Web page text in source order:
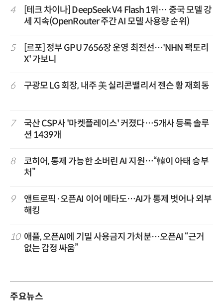
4
[테크 차이나] DeepSeek V4 Flash 1위… 중국 모델 강
세 지속(OpenRouter 주간 AI 모델 사용량 순위)
5
[르포] 정부 GPU 7656장 운영 최전선…'NHN 팩토리
X' 가보니
6 구광모 LG 회장, 내주 美 실리콘밸리서 젠슨 황 재회동
7
국산 CSP사 '마켓플레이스' 커졌다…5개사 등록 솔루
션 1439개
8
코히어, 통제 가능한 소버린 AI 지원…“韓이 아태 승부
처”
9
앤트로픽·오픈AI 이어 메타도…AI가 통제 벗어나 외부
해킹
10 애플, 오픈AI에 기밀 사용금지 가처분…오픈AI “근거
없는 감정 싸움”
주요뉴스